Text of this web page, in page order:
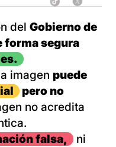
del Gobierno de
forma segura
imagen puede
pero no
no acredita
falsa,
ni